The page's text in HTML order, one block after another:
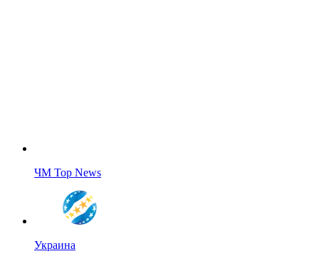
ЧМ Top News
Украина